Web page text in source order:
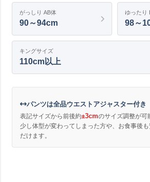
がっしり AB体
90～94cm
ゆったり
98～
キングサイズ
110cm以上
パンツは全品ウエストアジャスター付き
表記サイズから前後約±3cmのサイズ調整が可
少し体型が変わってしまった方や、お食事後
だけます。